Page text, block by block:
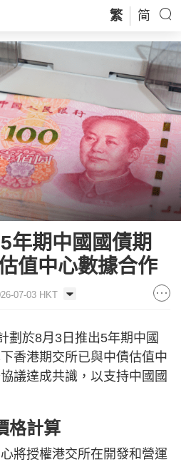
繁 简
年期中國國債期
值中心數據合作
07-03 HKT
劃於8月3日推出5年期中國
香港期交所已與中債估值中
議達成共識，以支持中國國
格計算
將授權港交所在開發和營運